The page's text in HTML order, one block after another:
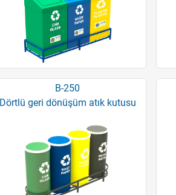
B-250
Dörtlü geri dönüşüm atık kutusu